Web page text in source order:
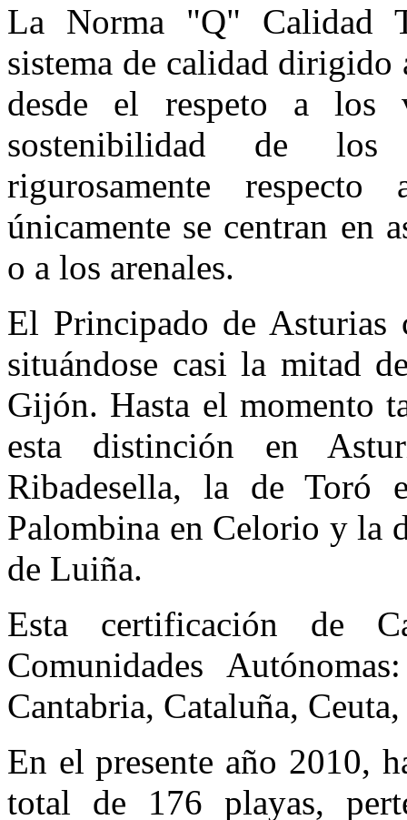
La Norma "Q" Calidad
sistema de calidad
desde el respeto a los
sostenibilidad de los
rigurosamente
únicamente se centran en
o a los arenales.
El Principado de Asturias
situándose casi la mitad
Gijón. Hasta el momento
esta distinción en
Ribadesella, la de Toró
Palombina en Celorio y la
de Luiña.
Esta certificación de
Comunidades
Cantabria, Cataluña,
En el presente año 2010,
total de 176 playas,